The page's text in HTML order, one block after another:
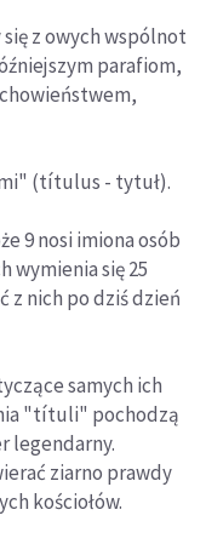
z owych wspólnot
parafiom,
(títulus - tytuł).
9 nosi imiona osób
wymienia się 25
nich po dziś dzień
samych ich
"títuli" pochodzą
legendarny.
ziarno prawdy
kościołów.